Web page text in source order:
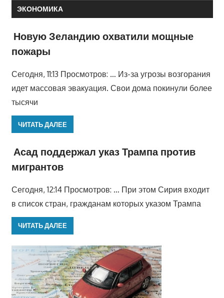
ЭКОНОМИКА
Новую Зеландию охватили мощные
пожары
Сегодня, 11:13 Просмотров: … Из-за угрозы возгорания
идет массовая эвакуация. Свои дома покинули более
тысячи
ЧИТАТЬ ДАЛЕЕ
Асад поддержал указ Трампа против
мигрантов
Сегодня, 12:14 Просмотров: … При этом Сирия входит
в список стран, гражданам которых указом Трампа
ЧИТАТЬ ДАЛЕЕ